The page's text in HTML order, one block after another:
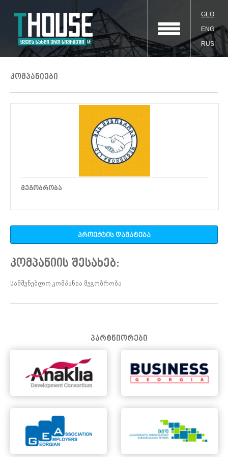
GEO
ENG
RUS
კომპანიები
ᲛᲔᲒᲝᲑᲠᲝᲑᲐ
პროექტის დამატება
კომპანიის შესახებ:
სამშენებლო კომპანია მეგობრობა
პარტნიორები